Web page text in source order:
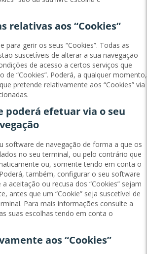
relativas aos “Cookies”
para gerir os seus “Cookies”. Todas as
suscetíveis de alterar a sua navegação
de acesso a certos serviços que
de “Cookies”. Poderá, a qualquer momento,
pretende relativamente aos “Cookies” via
poderá efetuar via o seu
software de navegação de forma a que os
no seu terminal, ou pelo contrário que
ou, somente tendo em conta o
também, configurar o seu software
aceitação ou recusa dos “Cookies” sejam
antes que um “Cookie” seja suscetível de
Para mais informações consulte a
suas escolhas tendo em conta o
aos “Cookies”